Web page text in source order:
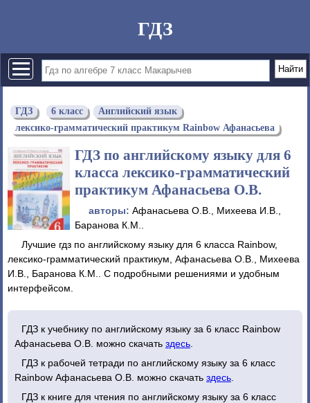
ГДЗ
ГДЗ 6 класс
Английский язык
лексико-грамматический практикум Rainbow Афанасьева
ГДЗ по английскому языку для 6
класса лексико-грамматический
практикум Афанасьева О.В.
авторы: Афанасьева О.В., Михеева И.В.,
Баранова К.М..
Лучшие гдз по английскому языку для 6 класса Rainbow,
лексико-грамматический практикум, Афанасьева О.В., Михеева
И.В., Баранова К.М.. С подробными решениями и удобным
интерфейсом.
ГДЗ к учебнику по английскому языку за 6 класс Rainbow
Афанасьева О.В. можно скачать здесь
ГДЗ к рабочей тетради по английскому языку за 6 класс
Rainbow Афанасьева О.В. можно скачать здесь
ГДЗ к книге для чтения по английскому языку за 6 класс